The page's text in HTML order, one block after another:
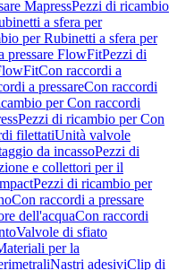
MapressPezzi di ricambio
a sfera per
per Rubinetti a sfera per
pressare FlowFitPezzi di
Con raccordi a
a pressareCon raccordi
per Con raccordi
Pezzi di ricambio per Con
filettatiUnità valvole
da incassoPezzi di
e collettori per il
Pezzi di ricambio per
Con raccordi a pressare
dell'acquaCon raccordi
Valvole di sfiato
per la
Nastri adesiviClip di